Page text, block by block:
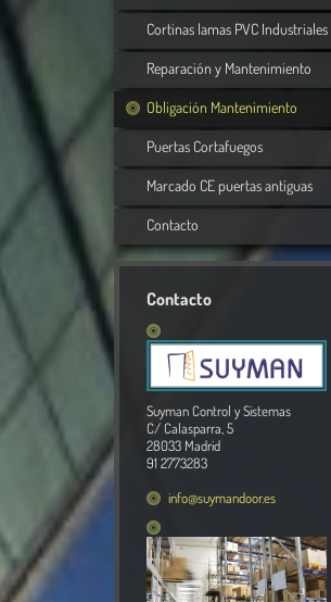
Cortinas lamas PVC Industriales
Reparación y Mantenimiento
Obligación Mantenimiento
Puertas Cortafuegos
Marcado CE puertas antíguas
Contacto
Contacto
Suyman Control y Sistemas
C/ Calasparra, 5
28033 Madrid
91 2773283
info@suymandoor.es